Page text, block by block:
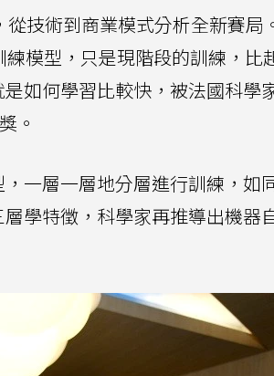
從技術到商業模式分析全新賽局
模型，只是現階段的訓練，比
如何學習比較快，被法國科學
。
一層一層地分層進行訓練，如
學特徵，科學家再推導出機器